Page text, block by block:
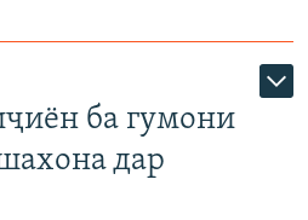
ба гумони
дар